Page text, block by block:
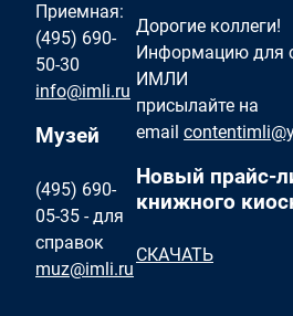
Приемная:
(495) 690-
50-30
info@imli.ru
Музей
(495) 690-
05-35 - для
справок
muz@imli.ru
Дорогие коллеги!
Информацию для
ИМЛИ
присылайте на
email
Новый прайс-
книжного
СКАЧАТЬ